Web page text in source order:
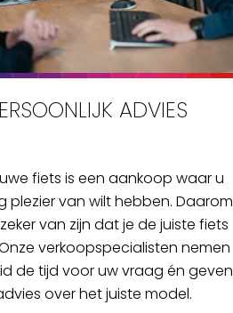
ADVIES
fiets is een aankoop waar u
plezier van wilt hebben. Daarom
van zijn dat je de juiste fiets
verkoopspecialisten nemen
de tijd voor uw vraag én geven
over het juiste model.